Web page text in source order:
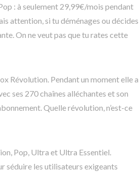
: à seulement 29,99€/mois pendant
attention, si tu déménages ou décides
On ne veut pas que tu rates cette
Révolution. Pendant un moment elle a
ses 270 chaînes alléchantes et son
Quelle révolution, n’est-ce
Pop, Ultra et Ultra Essentiel.
séduire les utilisateurs exigeants